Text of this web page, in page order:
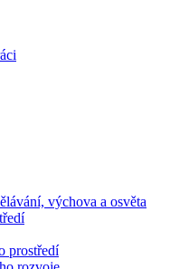
výchova a osvěta
prostředí